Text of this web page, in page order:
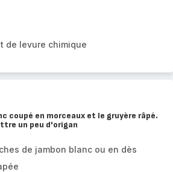
de levure chimique
coupé en morceaux et le gruyère râpé.
un peu d'origan
de jambon blanc ou en dès